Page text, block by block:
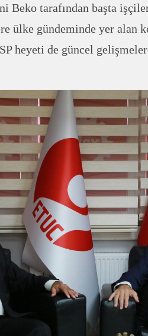
Beko tarafından başta
ülke gündeminde yer alan
heyeti de güncel